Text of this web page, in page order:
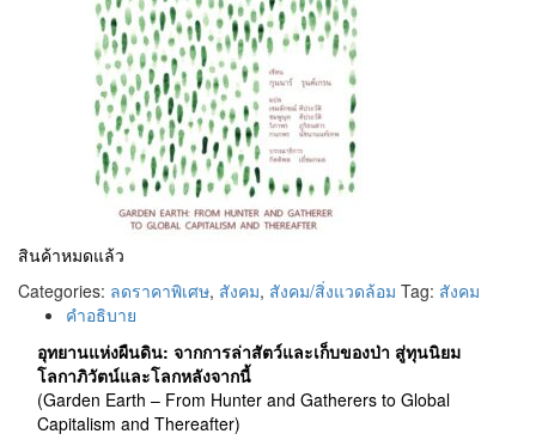
สินค้าหมดแล้ว
Categories: ลดราคาพิเศษ, สังคม, สังคม/สิ่งแวดล้อม Tag: สังคม
คำอธิบาย
อุทยานแห่งผืนดิน: จากการล่าสัตว์และเก็บของป่า สู่ทุนนิยม
โลกาภิวัตน์และโลกหลังจากนี้
(Garden Earth – From Hunter and Gatherers to Global
Capitalism and Thereafter)